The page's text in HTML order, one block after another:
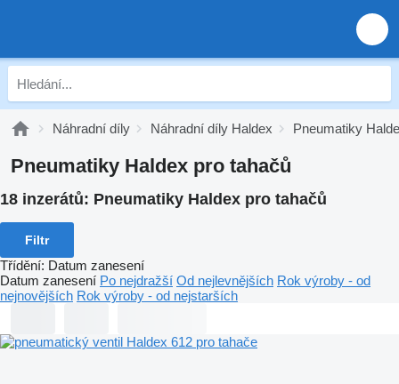
Náhradní díly Náhradní díly Haldex Pneumatiky
Pneumatiky Haldex pro tahačů
18 inzerátů: Pneumatiky Haldex pro tahačů
Filtr
Třídění: Datum zanesení
Datum zanesení Po nejdražší Od nejlevnějších Rok výroby - od
nejnovějších Rok výroby - od nejstarších